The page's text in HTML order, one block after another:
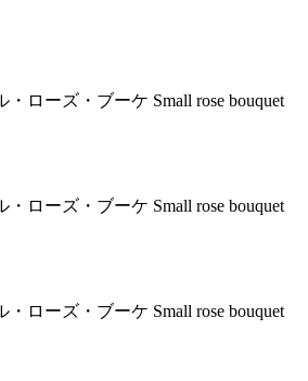
ローズ・ブーケ Small rose bouquet
ローズ・ブーケ Small rose bouquet
ローズ・ブーケ Small rose bouquet